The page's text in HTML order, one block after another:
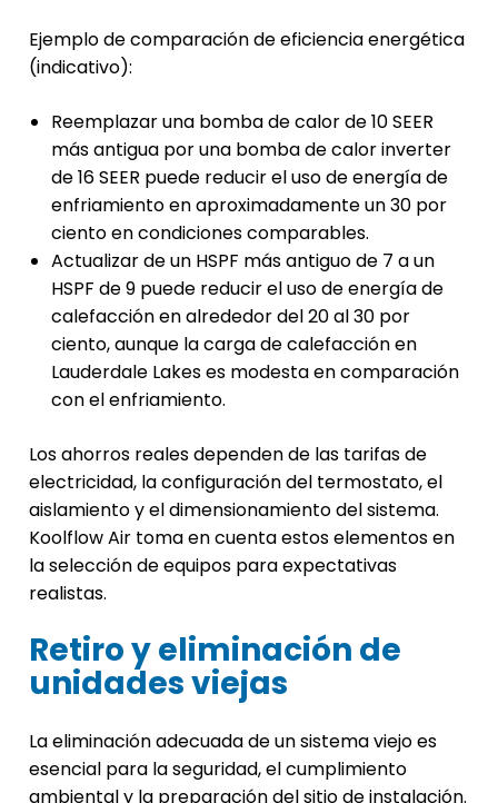
Ejemplo de comparación de eficiencia energética
(indicativo):
Reemplazar una bomba de calor de 10 SEER
más antigua por una bomba de calor inverter
de 16 SEER puede reducir el uso de energía de
enfriamiento en aproximadamente un 30 por
ciento en condiciones comparables.
Actualizar de un HSPF más antiguo de 7 a un
HSPF de 9 puede reducir el uso de energía de
calefacción en alrededor del 20 al 30 por
ciento, aunque la carga de calefacción en
Lauderdale Lakes es modesta en comparación
con el enfriamiento.
Los ahorros reales dependen de las tarifas de
electricidad, la configuración del termostato, el
aislamiento y el dimensionamiento del sistema.
Koolflow Air toma en cuenta estos elementos en
la selección de equipos para expectativas
realistas.
Retiro y eliminación de
unidades viejas
La eliminación adecuada de un sistema viejo es
esencial para la seguridad, el cumplimiento
ambiental y la preparación del sitio de instalación.